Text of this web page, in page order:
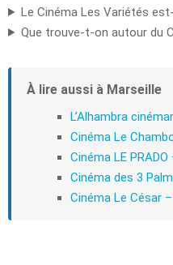
Le Cinéma Les Variétés
Que trouve-t-on autour du
À lire aussi à Marseille
L’Alhambra
Cinéma Le
Cinéma LE
Cinéma des 3
Cinéma Le César